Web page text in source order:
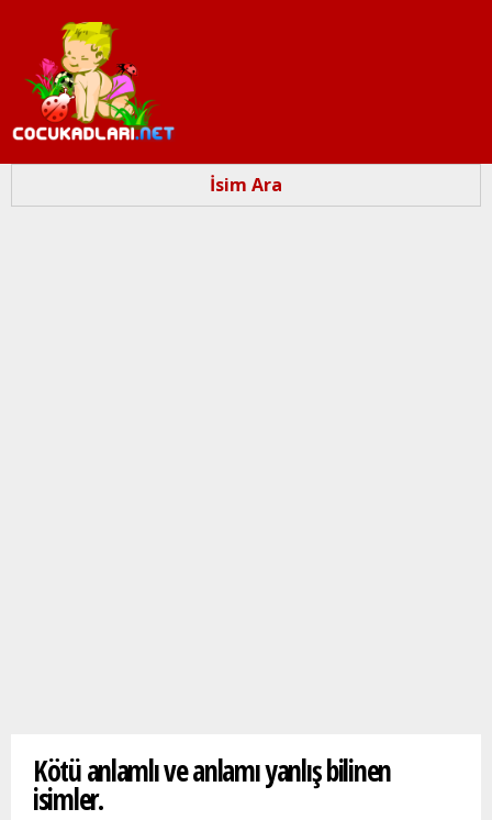
İsim Ara
Kötü anlamlı ve anlamı yanlış bilinen
isimler.